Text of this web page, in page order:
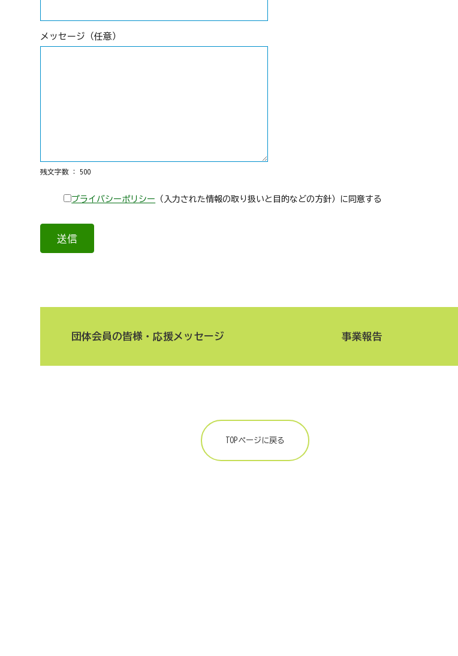
メッセージ（任意）
残文字数 : 500
プライバシーポリシー （入力された情報の取り扱いと目的などの方針）に同意する
団体会員の皆様・応援メッセージ 事業報告
TOPページに戻る